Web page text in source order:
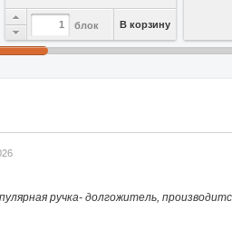
блок В корзину
ручка- долгожитель,